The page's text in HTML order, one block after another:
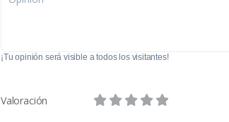
¡Tu opinión será visible a todos los visitantes!
Valoración